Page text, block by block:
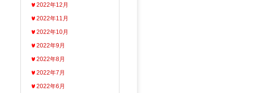
2022年12月
2022年11月
2022年10月
2022年9月
2022年8月
2022年7月
2022年6月